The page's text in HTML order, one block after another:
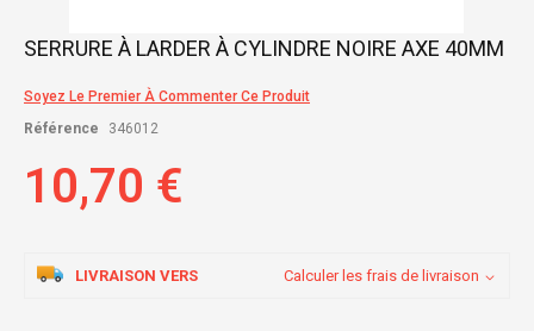
Skip
beginning
of
gallery
SERRURE À LARDER À CYLINDRE NOIRE AXE 40MM
Soyez Le Premier À Commenter Ce Produit
Référence
346012
10,70 €
LIVRAISON VERS Calculer les frais de livraison